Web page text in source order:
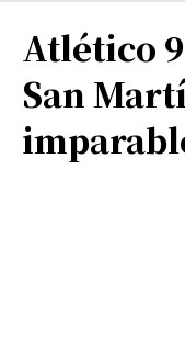
Atlético
San